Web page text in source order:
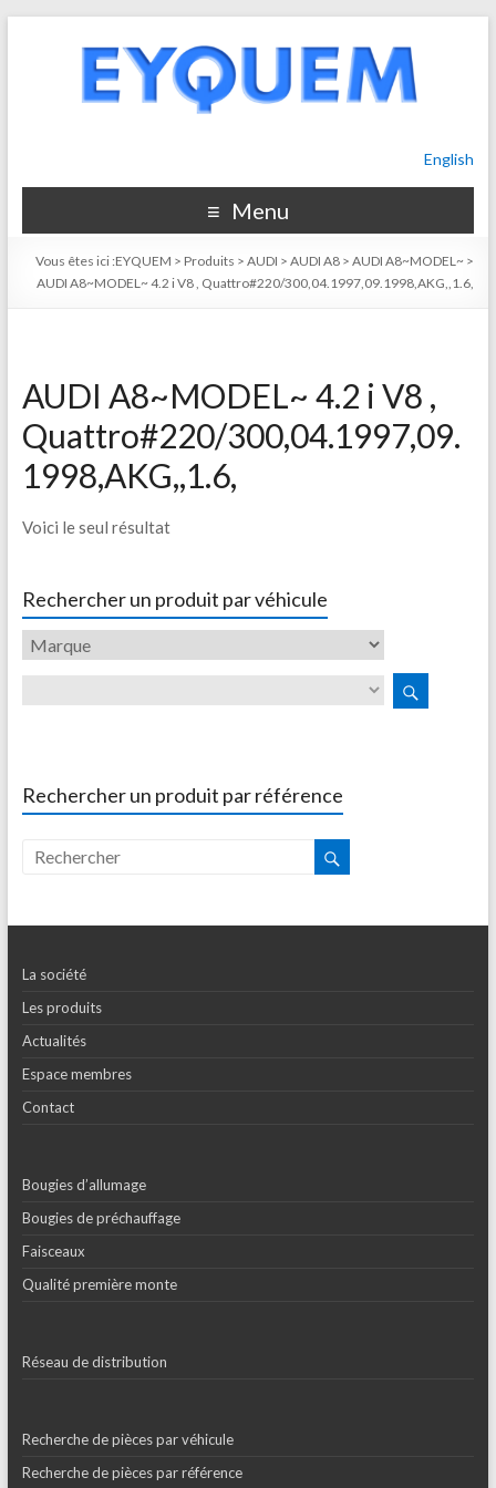
English
Menu
Vous êtes ici :EYQUEM > Produits >AUDI >AUDI A8 >AUDI A8~MODEL~ >
AUDI A8~MODEL~ 4.2 i V8 , Quattro#220/300,04.1997,09.1998,AKG,,1.6,
AUDI A8~MODEL~ 4.2 i V8 ,
Quattro#220/300,04.1997,09.
1998,AKG,,1.6,
Voici le seul résultat
Rechercher un produit par véhicule
Rechercher un produit par référence
La société
Les produits
Actualités
Espace membres
Contact
Bougies d’allumage
Bougies de préchauffage
Faisceaux
Qualité première monte
Réseau de distribution
Recherche de pièces par véhicule
Recherche de pièces par référence